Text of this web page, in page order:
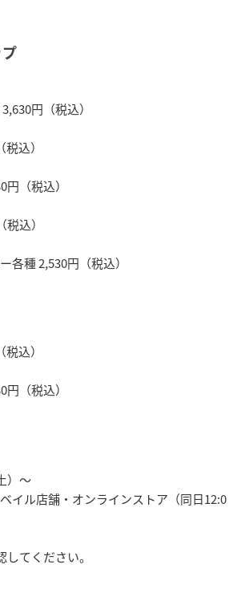
プ
円（税込）
込）
円（税込）
込）
各種 2,530円（税込）
込）
円（税込）
）〜
イル店舗・オンラインストア（同日12:0
してください。